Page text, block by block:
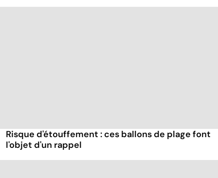
Risque d'étouffement : ces ballons de plage font
l'objet d'un rappel